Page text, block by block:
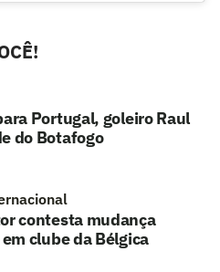
Portugal, goleiro Raul
do Botafogo
contesta mudança
clube da Bélgica